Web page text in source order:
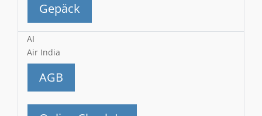
Gepäck
AI
Air India
AGB